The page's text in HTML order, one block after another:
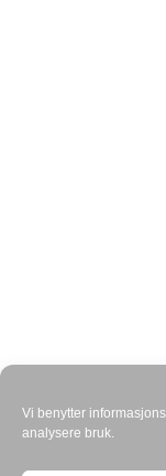
Vi benytter
analysere bruk.